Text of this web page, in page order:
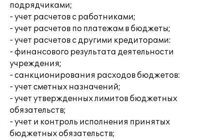
подрядчиками;
- учет расчетов с работниками;
- учет расчетов по платежам в бюджеты;
- учет расчетов с другими кредиторами:
- финансового результата деятельности
учреждения;
- санкционирования расходов бюджетов:
- учет сметных назначений;
- учет утвержденных лимитов бюджетных
обязательств;
- учет и контроль исполнения принятых
бюджетных обязательств;